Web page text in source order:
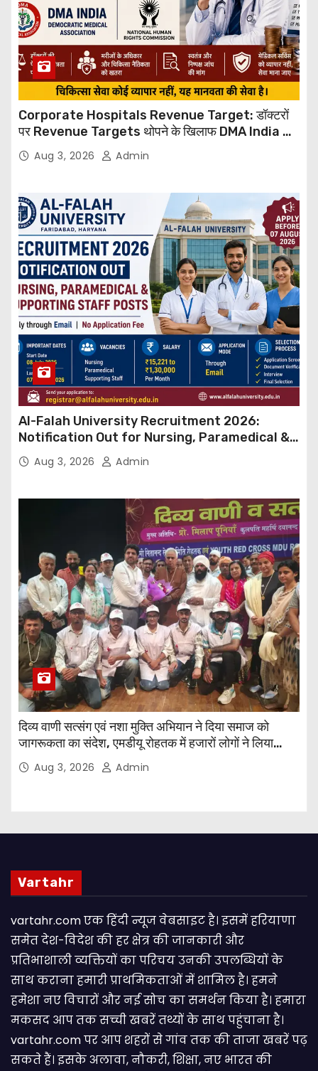
Corporate Hospitals Revenue Target: डॉक्टरों
पर Revenue Targets थोपने के खिलाफ DMA India का
बड़ा कदम, NHRC से Suo Motu जांच की मांग
Aug 3, 2026 Admin
Al-Falah University Recruitment 2026:
Notification Out for Nursing, Paramedical &
Supporting Staff Posts, Apply Through Email
Aug 3, 2026 Admin
दिव्य वाणी सत्संग एवं नशा मुक्ति अभियान ने दिया समाज को
जागरूकता का संदेश, एमडीयू रोहतक में हजारों लोगों ने लिया
संकल्पAug 3, 2026 Admin
Vartahr
vartahr.com एक हिंदी न्यूज वेबसाइट है। इसमें हरियाणा
समेत देश-विदेश की हर क्षेत्र की जानकारी और
प्रतिभाशाली व्यक्तियों का परिचय उनकी उपलब्धियों के
साथ कराना हमारी प्राथमिकताओं में शामिल है। हमने
हमेशा नए विचारों और नई सोच का समर्थन किया है। हमारा
मकसद आप तक सच्ची खबरें तथ्यों के साथ पहुंचाना है।
vartahr.com पर आप शहरों से गांव तक की ताजा खबरें पढ़
सकते हैं। इसके अलावा, नौकरी, शिक्षा, नए भारत की